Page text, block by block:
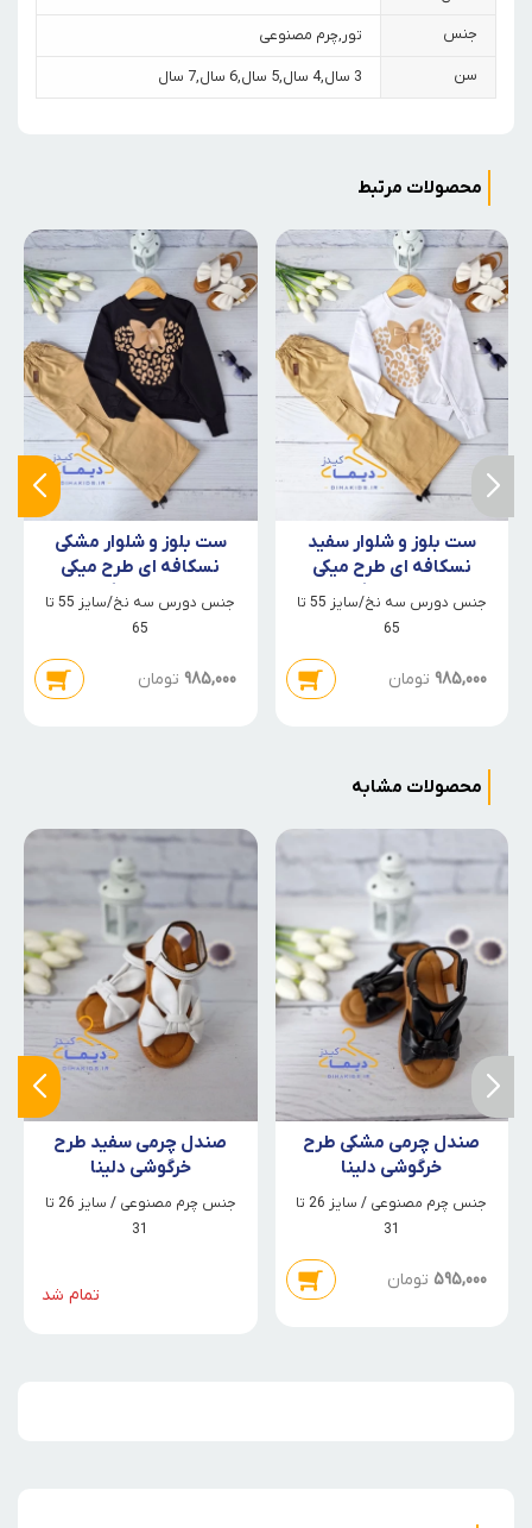
جنس تور ,چرم مصنوعی
سن 3 سال ,4 سال ,5 سال ,6 سال ,7 سال
محصولات مرتبط
ست بلوز و شلوار سفید
نسکافه ای طرح میکی
موس پلنگی
جنس دورس سه نخ/سایز 55 تا
65
985,000 تومان
ست بلوز و شلوار مشکی
نسکافه ای طرح میکی
موس پلنگی
جنس دورس سه نخ/سایز 55 تا
65
985,000 تومان
محصولات مشابه
صندل چرمی مشکی طرح
خرگوشی دلینا
جنس چرم مصنوعی / سایز 26 تا
31
595,000 تومان
صندل چرمی سفید طرح
خرگوشی دلینا
جنس چرم مصنوعی / سایز 26 تا
31
تمام شد